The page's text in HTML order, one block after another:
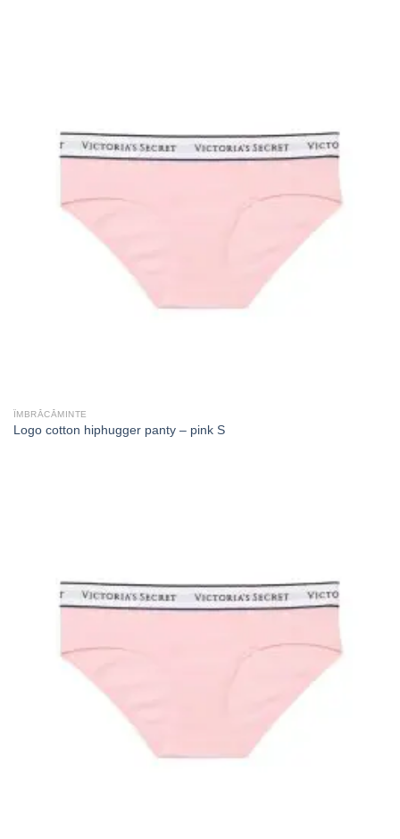
ÎMBRĂCĂMINTE
Logo cotton hiphugger panty – pink S